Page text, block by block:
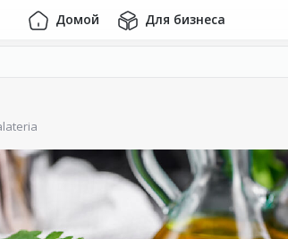
Домой Для бизнеса